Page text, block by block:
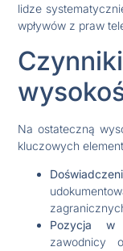
lidze
wpływów z praw
Na ostateczną
kluczowych
Pozycja w
zawodnicy